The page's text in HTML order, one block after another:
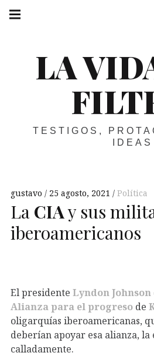
Skip
LA
TESTIGOS,
IDEAS
navigation
gustavo 25 agosto, 2021 Política
La CIAy sus
iberoamericanos
El presidente Lyndon Johnson
Alianza para el progreso de
oligarquías iberoamericanas,
deberían apoyar esa alianza, la
calladamente.